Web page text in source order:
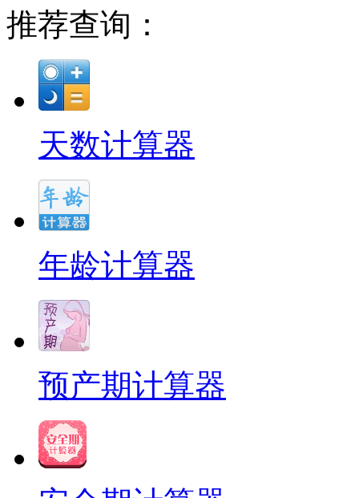
推荐查询：
天数计算器
年龄计算器
预产期计算器